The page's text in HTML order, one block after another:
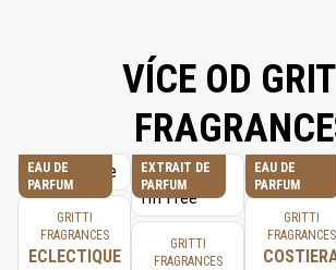
VÍCE OD
EAU DE
PARFUM
GRITTI
FRAGRANCES
ECLECTIQUE
EXTRAIT DE
PARFUM
GRITTI
FRAGRANCES
EAU DE
PARFUM
GRITTI
FRAGRANCES